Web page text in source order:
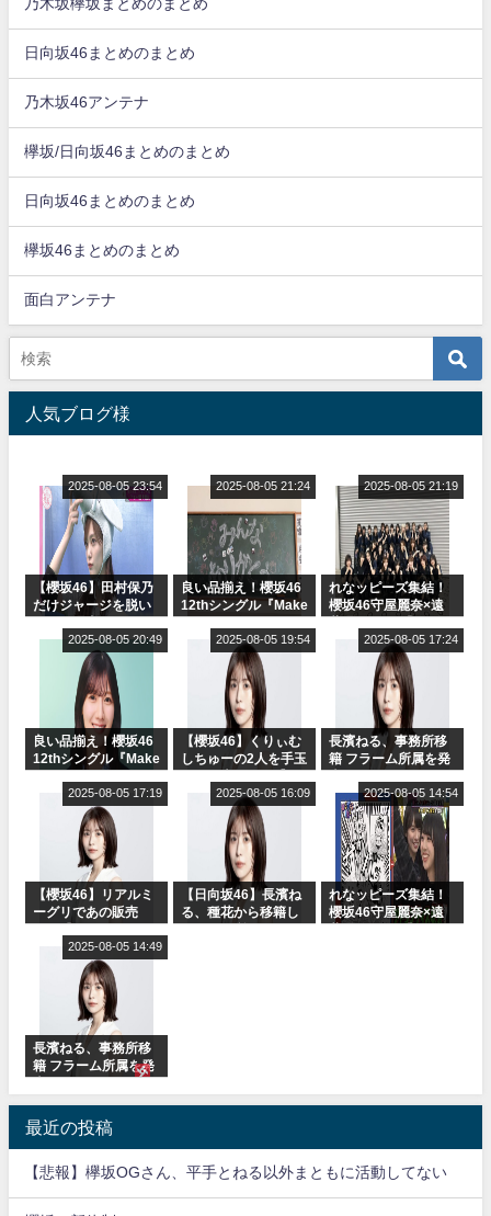
乃木坂欅坂まとめのまとめ
日向坂46まとめのまとめ
乃木坂46アンテナ
欅坂/日向坂46まとめのまとめ
日向坂46まとめのまとめ
欅坂46まとめのまとめ
面白アンテナ
人気ブログ様
【櫻坂46】田村保乃
だけジャージを脱い
2025-08-05 23:54
良い品揃え！櫻坂46
12thシングル『Make
ャルグッズ絶賛販売
2025-08-05 21:24
れなッピーズ集結！
櫻坂46守屋麗奈×遠
ット！」水曜スタジ
オ出演決定
2025-08-05 21:19
良い品揃え！櫻坂46
12thシングル『Make
ャルグッズ絶賛販売
2025-08-05 20:49
【櫻坂46】くりぃむ
しちゅーの2人を手玉
りぃむナンタラ】
2025-08-05 19:54
長濱ねる、事務所移
籍 フラーム所属を発
2025-08-05 17:24
【櫻坂46】リアルミ
ーグリであの販売
Break』オフィシャ
ルグッズ解禁
2025-08-05 17:19
【日向坂46】長濱ね
る、種花から移籍し
2025-08-05 16:09
れなッピーズ集結！
櫻坂46守屋麗奈×遠
2025-08-05 14:54
長濱ねる、事務所移
籍 フラーム所属を発
2025-08-05 14:49
最近の投稿
【悲報】欅坂OGさん、平手とねる以外まともに活動してない